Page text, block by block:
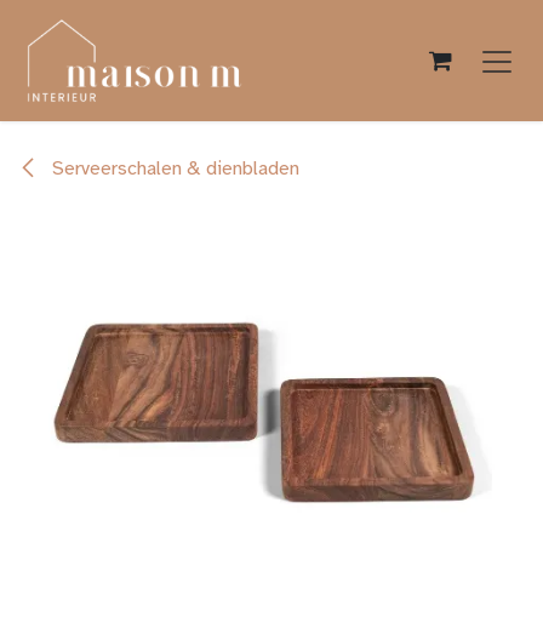
Overslaan naar inhoud
Serveerschalen & dienbladen